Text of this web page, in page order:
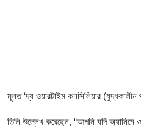
রাজশাহী বিভাগ
খুলনা বিভাগ
মূলত ‘দ্য ওয়ারটাইম কনসিলিয়ার (যুদ্ধকালীন
তিনি উল্লেখ করেছেন, “আপনি যদি